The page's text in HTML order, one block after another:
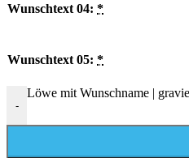
Wunschtext 04: *
Wunschtext 05: *
-
Löwe mit Wunschname |